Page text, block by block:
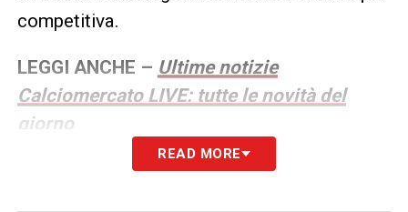
competitiva.
LEGGI ANCHE – Ultime notizie
Calciomercato LIVE: tutte le novità del
giorno
READ MORE